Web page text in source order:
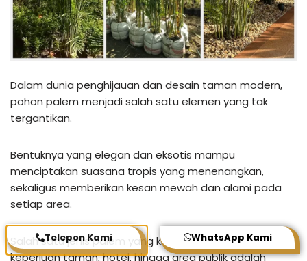
Dalam dunia penghijauan dan desain taman modern,
pohon palem menjadi salah satu elemen yang tak
tergantikan.
Bentuknya yang elegan dan eksotis mampu
menciptakan suasana tropis yang menenangkan,
sekaligus memberikan kesan mewah dan alami pada
setiap area.
Salah satu jenis palem yang kini banyak diminati untuk
keperluan taman, hotel, hingga area publik adalah
Telepon Kami WhatsApp Kami